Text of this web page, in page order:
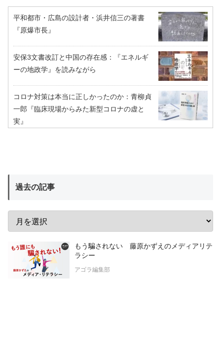
平和都市・広島の設計者・浜井信三の著書
『原爆市長』
安保3文書改訂と中国の存在感：『エネルギ
ーの地政学』を読みながら
コロナ対策は本当に正しかったのか：青柳貞
一郎『臨床現場からみた新型コロナの虚と
実』
過去の記事
もう騙されない 藤原かずえのメディアリテ
ラシー
アゴラ編集部